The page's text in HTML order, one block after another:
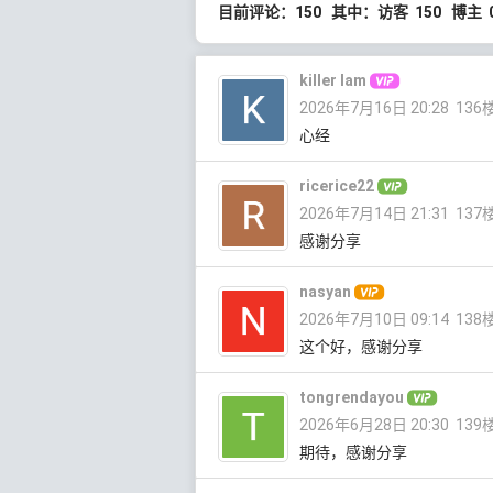
目前评论：150 其中：访客 150 博主
killer lam
2026年7月16日 20:28 136
心经
ricerice22
2026年7月14日 21:31
137
感谢分享
nasyan
2026年7月10日 09:14 138
这个好，感谢分享
tongrendayou
2026年6月28日 20:30 139
期待，感谢分享